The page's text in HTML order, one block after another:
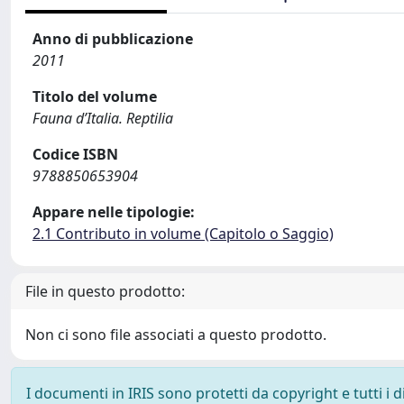
Anno di pubblicazione
2011
Titolo del volume
Fauna d’Italia. Reptilia
Codice ISBN
9788850653904
Appare nelle tipologie:
2.1 Contributo in volume (Capitolo o Saggio)
File in questo prodotto:
Non ci sono file associati a questo prodotto.
I documenti in IRIS sono protetti da copyright e tutti i